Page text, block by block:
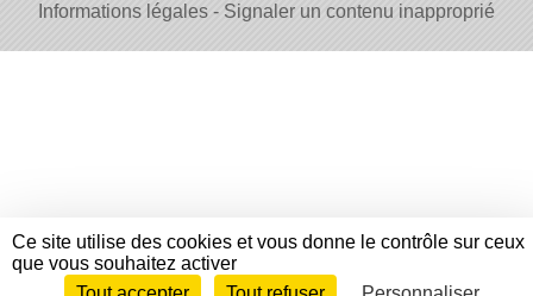
Informations légales
Signaler un contenu inapproprié
Ce site utilise des cookies et vous donne le contrôle sur ceux
que vous souhaitez activer